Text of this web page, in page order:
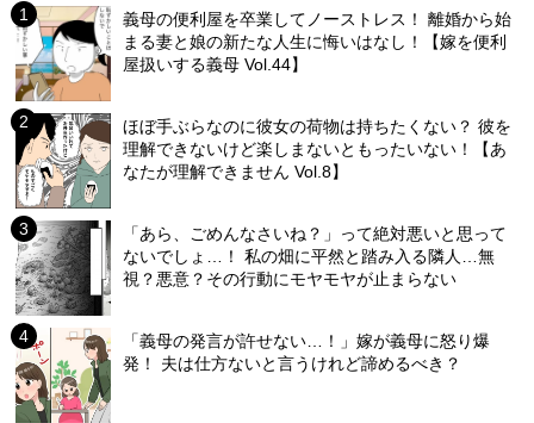
義母の便利屋を卒業してノーストレス！ 離婚から始
まる妻と娘の新たな人生に悔いはなし！【嫁を便利
屋扱いする義母 Vol.44】
ほぼ手ぶらなのに彼女の荷物は持ちたくない？ 彼を
理解できないけど楽しまないともったいない！【あ
なたが理解できません Vol.8】
「あら、ごめんなさいね？」って絶対悪いと思って
ないでしょ…！ 私の畑に平然と踏み入る隣人…無
視？悪意？その行動にモヤモヤが止まらない
「義母の発言が許せない…！」嫁が義母に怒り爆
発！ 夫は仕方ないと言うけれど諦めるべき？